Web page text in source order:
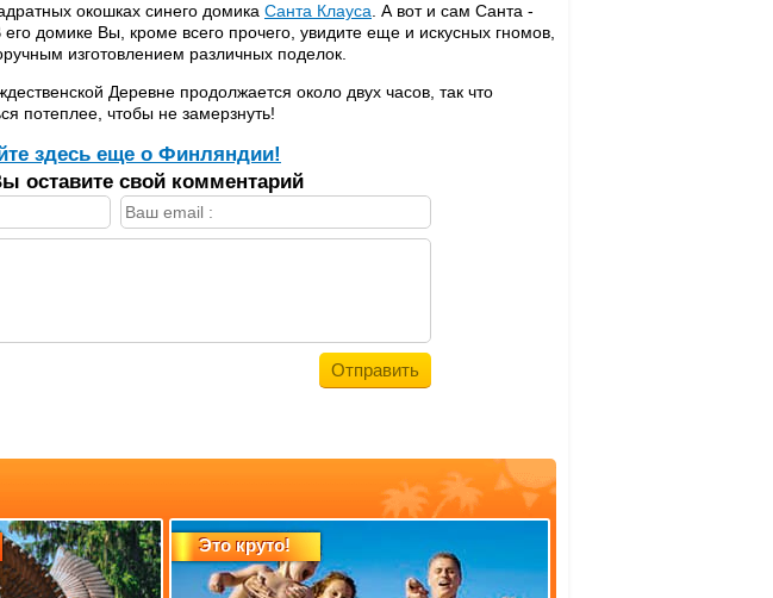
окошках синего домика Санта Клауса . А вот и сам Санта -
домике Вы, кроме всего прочего, увидите еще и искусных гномов,
изготовлением различных поделок.
Деревне продолжается около двух часов, так что
потеплее, чтобы не замерзнуть!
здесь еще о Финляндии!
оставите свой комментарий
Это круто!